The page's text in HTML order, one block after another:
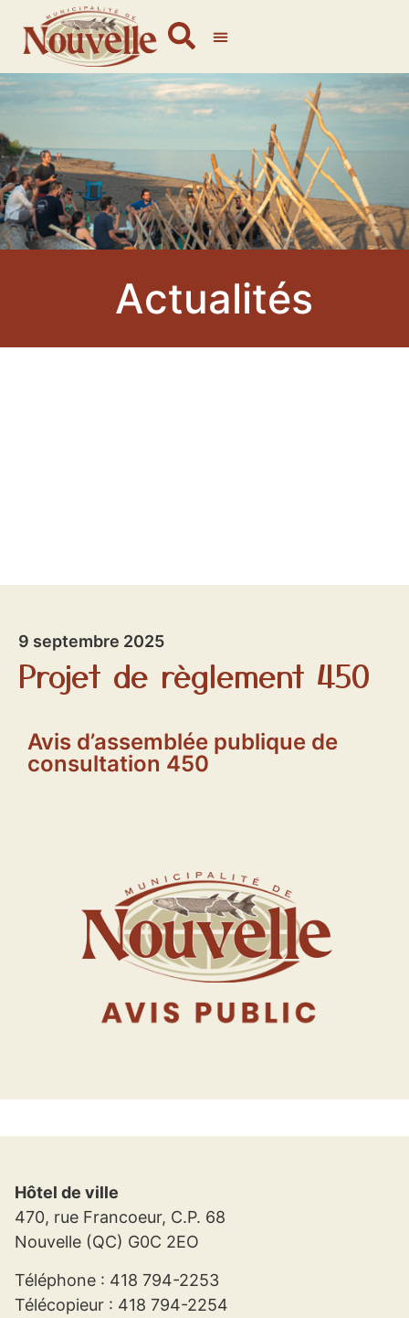
Actualités
9 septembre 2025
Projet de règlement 450
Avis d’assemblée publique de
consultation 450
Hôtel de ville
470, rue Francoeur, C.P. 68
Nouvelle (QC) G0C 2EO
Téléphone : 418 794-2253
Télécopieur : 418 794-2254